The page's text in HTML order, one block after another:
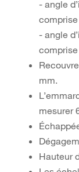
- angle
- angle
mm.
mesurer
Hauteur